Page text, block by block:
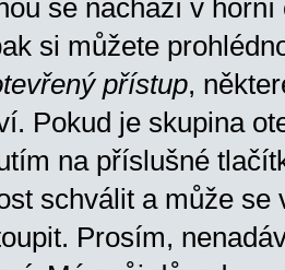
se nachází v horní
si můžete
přístup,
Pokud je skupina
na příslušné
schválit a může se
Prosím,